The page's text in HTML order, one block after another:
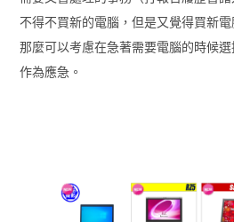
不得不買新的電腦，但是又覺得買新
那麼可以考慮在急著需要電腦的時候
作為應急。